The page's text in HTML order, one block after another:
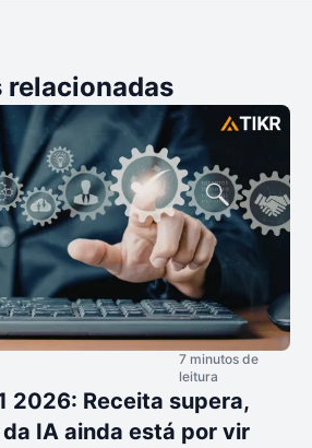
relacionadas
7 minutos de
leitura
2026: Receita supera,
IA ainda está por vir